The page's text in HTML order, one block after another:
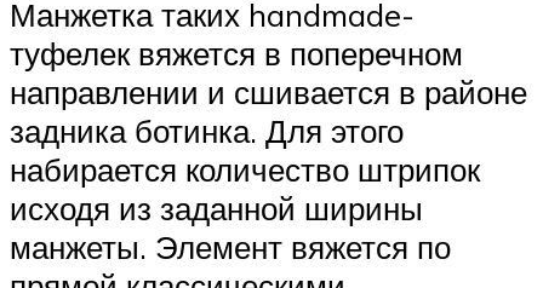
Манжетка таких handmade-
туфелек вяжется в поперечном
направлении и сшивается в районе
задника ботинка. Для этого
набирается количество штрипок
исходя из заданной ширины
манжеты. Элемент вяжется по